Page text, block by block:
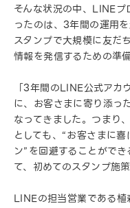
そんな状況の中、LINE
ったのは、3年間の運用
スタンプで大規模に友だ
情報を発信するための準
「3年間のLINE公式アカ
に、お客さまに寄り添っ
なってきました。つまり
としても、“お客さまに
ン”を回避することがで
て、初めてのスタンプ施
LINEの担当営業である